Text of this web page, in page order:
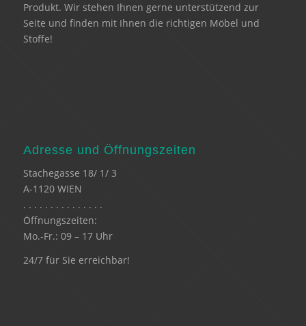
Produkt. Wir stehen Ihnen gerne unterstützend zur
Seite und finden mit Ihnen die richtigen Möbel und
Stoffe!
Adresse und Öffnungszeiten
Stachegasse 18/ 1/ 3
A-1120 WIEN
. . . . . . . . . . . . . . .
Öffnungszeiten:
Mo.-Fr.: 09 – 17 Uhr
24/7 für Sie erreichbar!